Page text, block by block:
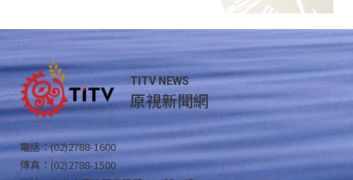
TITV NEWS
原視新聞網
電話：(02)2788-1600
傳真：(02)2788-1500